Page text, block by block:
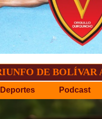
ANTE
Deportes Podcast